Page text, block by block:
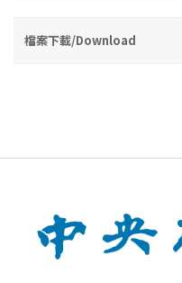
檔案下載/Download